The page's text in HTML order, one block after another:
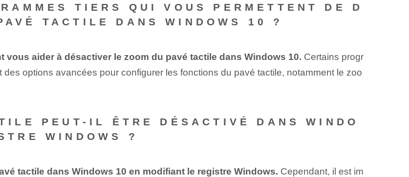
TIERS QUI VOUS PERMETTENT DE D
TACTILE DANS WINDOWS 10 ?
aider à désactiver le zoom du pavé tactile dans Windows 10. Certains progr
options avancées pour configurer les fonctions du pavé tactile, notamment le zoo
PEUT-IL ÊTRE DÉSACTIVÉ DANS WINDO
WINDOWS ?
tactile dans Windows 10 en modifiant le registre Windows. Cependant, il est im